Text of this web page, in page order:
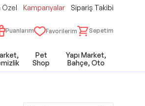
Özel Kampanyalar Sipariş Takibi
Puanlarım Favorilerim Sepetim
Pet
Shop
Yapı Market,
Bahçe, Oto